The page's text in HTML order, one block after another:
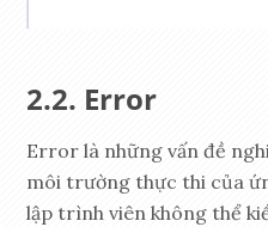
Error
Error là những vấn đề
môi trường thực thi của
lập trình viên không thể